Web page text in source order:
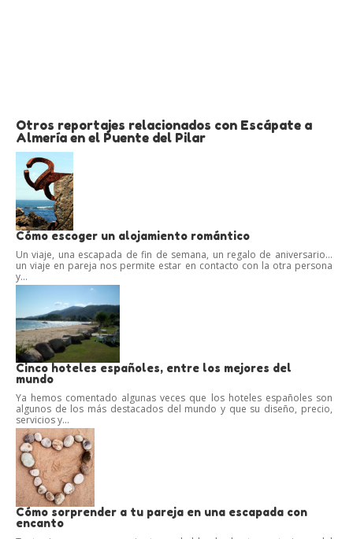
Otros reportajes relacionados con Escápate a
Almería en el Puente del Pilar
Cómo escoger un alojamiento romántico
Un viaje, una escapada de fin de semana, un regalo de aniversario…
un viaje en pareja nos permite estar en contacto con la otra persona
y...
Cinco hoteles españoles, entre los mejores del
mundo
Ya hemos comentado algunas veces que los hoteles españoles son
algunos de los más destacados del mundo y que su diseño, precio,
servicios y...
Cómo sorprender a tu pareja en una escapada con
encanto